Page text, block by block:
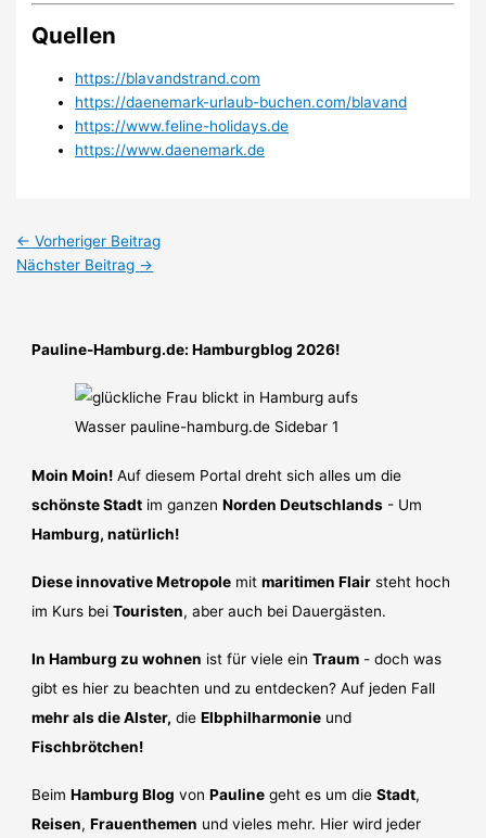
Quellen
https://blavandstrand.com
https://daenemark-urlaub-buchen.com/blavand
https://www.feline-holidays.de
https://www.daenemark.de
← Vorheriger Beitrag
Nächster Beitrag →
Pauline-Hamburg.de: Hamburgblog 2026!
Moin Moin! Auf diesem Portal dreht sich alles um die
schönste Stadt im ganzenNorden Deutschlands - Um
Hamburg, natürlich!
Diese innovative Metropole mitmaritimen Flair steht hoch
im Kurs beiTouristen, aber auch bei Dauergästen.
In Hamburg zu wohnen ist für viele einTraum - doch was
gibt es hier zu beachten und zu entdecken? Auf jeden Fall
mehr als die Alster, dieElbphilharmonie und
Fischbrötchen!
BeimHamburg Blog vonPauline geht es um dieStadt,
Reisen,Frauenthemen und vieles mehr. Hier wird jeder